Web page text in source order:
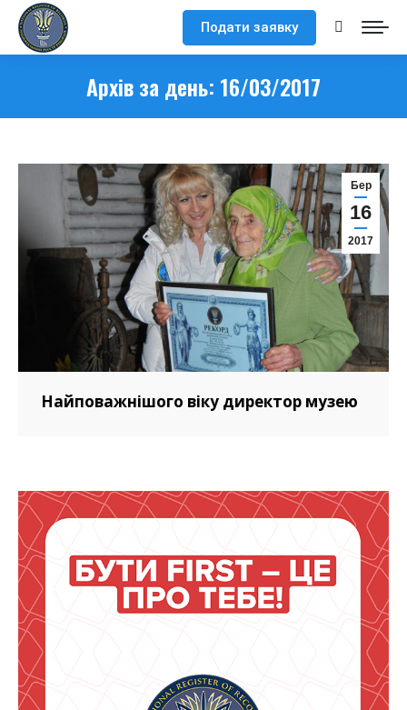
Подати заявку Search:
Архів за день: 16/03/2017
Бер
16
2017
Найповажнішого віку директор музею